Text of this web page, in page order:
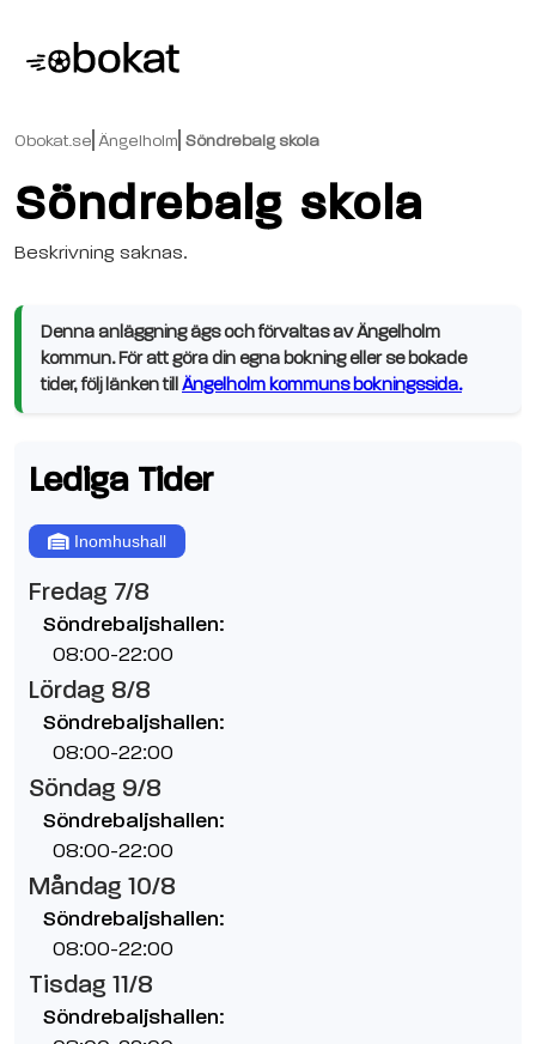
Obokat.se Ängelholm Söndrebalg skola
Söndrebalg skola
Beskrivning saknas.
Denna anläggning ägs och förvaltas av Ängelholm
kommun. För att göra din egna bokning eller se bokade
tider, följ länken till Ängelholm kommuns bokningssida.
Lediga Tider
Inomhushall
Fredag 7/8
Söndrebaljshallen:
08:00-22:00
Lördag 8/8
Söndrebaljshallen:
08:00-22:00
Söndag 9/8
Söndrebaljshallen:
08:00-22:00
Måndag 10/8
Söndrebaljshallen:
08:00-22:00
Tisdag 11/8
Söndrebaljshallen: